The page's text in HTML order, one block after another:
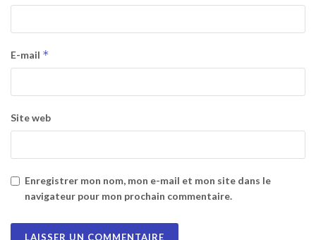
E-mail *
Site web
Enregistrer mon nom, mon e-mail et mon site dans le
navigateur pour mon prochain commentaire.